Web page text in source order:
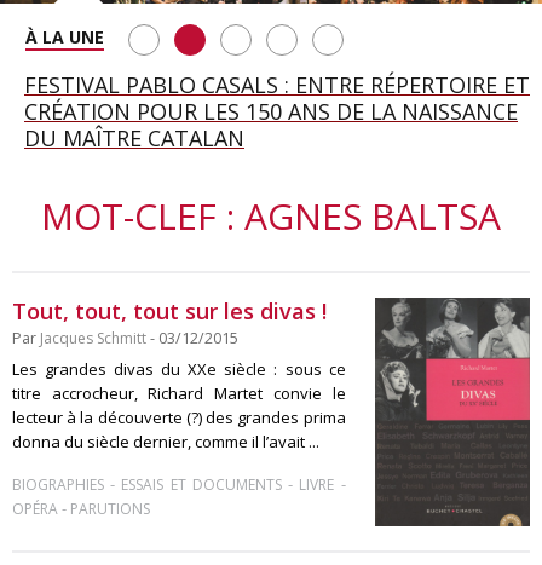
SAINT FRANÇOIS D’ASSISE À SALZBOURG, UNE
SOIRÉE IMMENSE PORTÉE PAR ROMEO
CASTELLUCCI ET MAXIME PASCAL
FESTIVAL PABLO CASALS : ENTRE RÉPERTOIRE ET
CRÉATION POUR LES 150 ANS DE LA NAISSANCE
DU MAÎTRE CATALAN
A BAYREUTH, LE 150E ANNIVERSAIRE DU RING
WAGNÉRIEN GÉNÉRÉ PAR L’IA
BETSY JOLAS FÊTE SON CENTIÈME
ANNIVERSAIRE
GEORGE BENJAMIN : « MES PARENTS AVAIENT
CETTE EXIGENCE DE L’OBJET CISELÉ »
MOT-CLEF : AGNES BALTSA
Tout, tout, tout sur les divas !
Par Jacques Schmitt- 03/12/2015
Les grandes divas du XXe siècle : sous ce
titre accrocheur, Richard Martet convie le
lecteur à la découverte (?) des grandes prima
donna du siècle dernier, comme il l’avait ...
BIOGRAPHIES - ESSAIS ET DOCUMENTS- LIVRE -
OPÉRA- PARUTIONS